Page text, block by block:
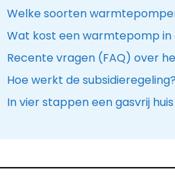
Welke soorten
Wat kost een warmtepomp in
Recente vragen (FAQ) over
Hoe werkt de subsidieregeling?
In vier stappen een gasvrij huis